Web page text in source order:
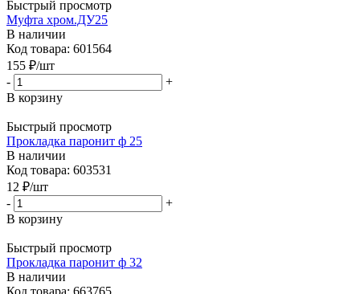
Быстрый просмотр
Муфта хром.ДУ25
В наличии
Код товара: 601564
155 ₽/шт
-
+
В корзину
Быстрый просмотр
Прокладка паронит ф 25
В наличии
Код товара: 603531
12 ₽/шт
-
+
В корзину
Быстрый просмотр
Прокладка паронит ф 32
В наличии
Код товара: 663765